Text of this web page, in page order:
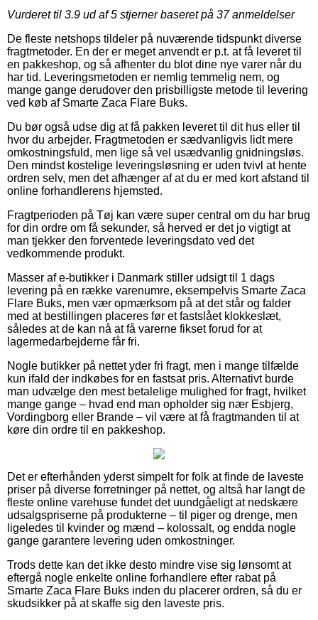
Vurderet til 3.9 ud af 5 stjerner baseret på 37anmeldelser
De fleste netshops tildeler på nuværende tidspunkt diverse
fragtmetoder. En der er meget anvendt er p.t. at få leveret til
en pakkeshop, og så afhenter du blot dine nye varer når du
har tid. Leveringsmetoden er nemlig temmelig nem, og
mange gange derudover den prisbilligste metode til levering
ved køb af Smarte Zaca Flare Buks.
Du bør også udse dig at få pakken leveret til dit hus eller til
hvor du arbejder. Fragtmetoden er sædvanligvis lidt mere
omkostningsfuld, men lige så vel usædvanlig gnidningsløs.
Den mindst kostelige leveringsløsning er uden tvivl at hente
ordren selv, men det afhænger af at du er med kort afstand til
online forhandlerens hjemsted.
Fragtperioden på Tøj kan være super central om du har brug
for din ordre om få sekunder, så herved er det jo vigtigt at
man tjekker den forventede leveringsdato ved det
vedkommende produkt.
Masser af e-butikker i Danmark stiller udsigt til 1 dags
levering på en række varenumre, eksempelvis Smarte Zaca
Flare Buks, men vær opmærksom på at det står og falder
med at bestillingen placeres før et fastslået klokkeslæt,
således at de kan nå at få varerne fikset forud for at
lagermedarbejderne får fri.
Nogle butikker på nettet yder fri fragt, men i mange tilfælde
kun ifald der indkøbes for en fastsat pris. Alternativt burde
man udvælge den mest betalelige mulighed for fragt, hvilket
mange gange – hvad end man opholder sig nær Esbjerg,
Vordingborg eller Brande – vil være at få fragtmanden til at
køre din ordre til en pakkeshop.
Det er efterhånden yderst simpelt for folk at finde de laveste
priser på diverse forretninger på nettet, og altså har langt de
fleste online varehuse fundet det uundgåeligt at nedskære
udsalgspriserne på produkterne – til piger og drenge, men
ligeledes til kvinder og mænd – kolossalt, og endda nogle
gange garantere levering uden omkostninger.
Trods dette kan det ikke desto mindre vise sig lønsomt at
eftergå nogle enkelte online forhandlere efter rabat på
Smarte Zaca Flare Buks inden du placerer ordren, så du er
skudsikker på at skaffe sig den laveste pris.